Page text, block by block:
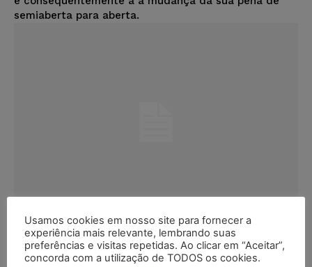
semiaberta para aberta.
Tribunal anula processo que
condenou policial civil e
Usamos cookies em nosso site para fornecer a
experiência mais relevante, lembrando suas
preferências e visitas repetidas. Ao clicar em “Aceitar”,
concorda com a utilização de TODOS os cookies.